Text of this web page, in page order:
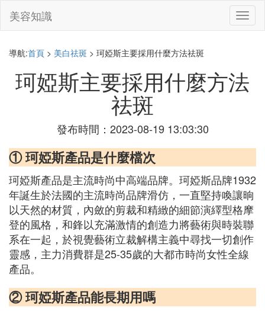
切
換
美容知識
導航:首頁 > 美白祛斑 > 珂婭斯主要採用什麼方法祛斑
珂婭斯主要採用什麼方法
祛斑
發布時間：2023-08-19 13:03:30
① 珂婭斯產品是什麼檔次
珂婭斯產品是主流時尚中高端品牌。珂婭斯品牌1932
年誕生於法國的主流時尚品牌滑仿，一直堅持喚讓晌
以天然的材質，內斂的剪裁和精緻的細節演繹型格摩
登的風格，和鋒以充滿激情的創造力將藝術與時裝聯
系在一起，於視覺藝術立裁解構主義中尋找一切創作
靈感，主力消費群是25-35歲的大都市時尚女性全線
產品。
② 珂婭斯產品能長期用嗎